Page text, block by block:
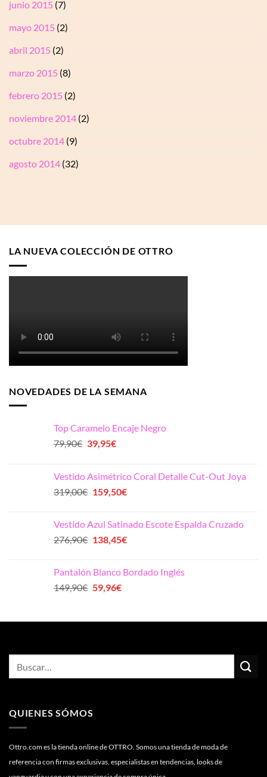
junio 2015 (7)
mayo 2015 (2)
abril 2015 (2)
marzo 2015 (8)
febrero 2015 (2)
noviembre 2014 (2)
octubre 2014 (9)
agosto 2014 (32)
LA NUEVA COLECCIÓN DE OTTRO
NOVEDADES DE LA SEMANA
Top Caramelo Encaje Negro
79,90€ El
era:
79,90€.
39,95€El
es:
39,95€.
Vestido Asimétrico Coral Detalle Cut-Out Joya
319,00€ El
era:
319,00€.
159,50€El
es:
159,50€.
Vestido Azul Satinado Escote Espalda Cruzado
276,90€ El
era:
276,90€.
138,45€El
es:
Pantalón Blanco Bordado Inglés
149,90€ El
era:
59,96€El
es:
QUIENES SÓMOS
Ottro.com es la tienda online de OTTRO. Somos una tienda de moda de
referencia con firmas exclusivas, especialistas en tendencias, looks de